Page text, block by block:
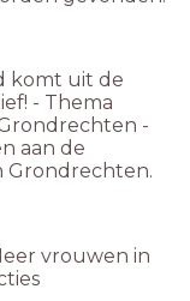
komt uit de
- Thema
-
aan de
Grondrechten.
vrouwen in